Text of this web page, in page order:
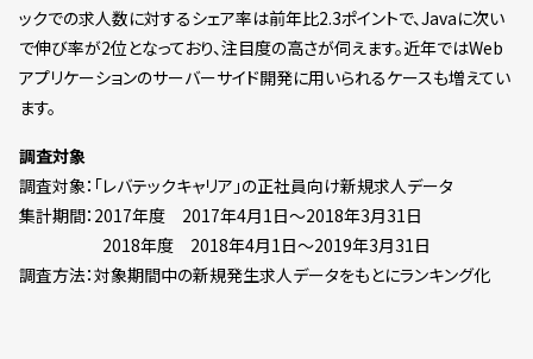
ックでの求人数に対するシェア率は前年比2.3ポイントで、Javaに次い
で伸び率が2位となっており、注目度の高さが伺えます。近年ではWeb
アプリケーションのサーバーサイド開発に用いられるケースも増えてい
ます。
調査対象
調査対象：「レバテックキャリア」の正社員向け新規求人データ
集計期間：2017年度 2017年4月1日～2018年3月31日
2018年度 2018年4月1日〜2019年3月31日
調査方法：対象期間中の新規発生求人データをもとにランキング化